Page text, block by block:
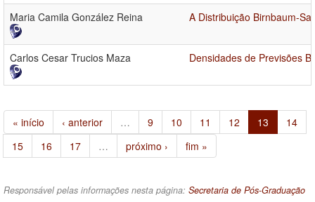
Maria Camila González Reina A Distribuição Birnbaum-
Carlos Cesar Trucios Maza Densidades de Previsões
« início ‹ anterior … 9 10 11 12 13
14
15
16 17 … próximo › fim »
Responsável pelas informações nesta página: Secretaria de Pós-Graduação